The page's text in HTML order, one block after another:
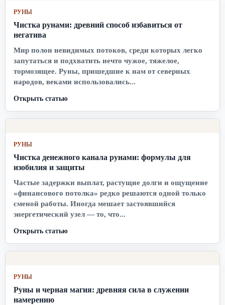
РУНЫ
Чистка рунами: древний способ избавиться от
негатива
Мир полон невидимых потоков, среди которых легко
запутаться и подхватить нечто чужое, тяжелое,
тормозящее. Руны, пришедшие к нам от северных
народов, веками использовались...
Открыть статью
РУНЫ
Чистка денежного канала рунами: формулы для
изобилия и защиты
Частые задержки выплат, растущие долги и ощущение
«финансового потолка» редко решаются одной только
сменой работы. Иногда мешает застоявшийся
энергетический узел — то, что...
Открыть статью
РУНЫ
Руны и черная магия: древняя сила в служении
намерению